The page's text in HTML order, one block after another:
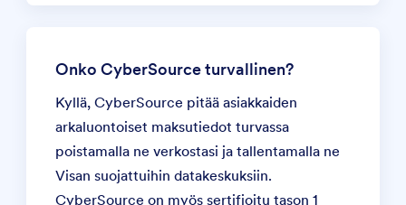
Onko CyberSource turvallinen?
Kyllä, CyberSource pitää asiakkaiden
arkaluontoiset maksutiedot turvassa
poistamalla ne verkostasi ja tallentamalla ne
Visan suojattuihin datakeskuksiin.
CyberSource on myös sertifioitu tason 1